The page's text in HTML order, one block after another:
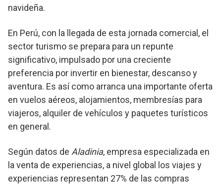
navideña.
En Perú, con la llegada de esta jornada comercial, el
sector turismo se prepara para un repunte
significativo, impulsado por una creciente
preferencia por invertir en bienestar, descanso y
aventura. Es así como arranca una importante oferta
en vuelos aéreos, alojamientos, membresías para
viajeros, alquiler de vehículos y paquetes turísticos
en general.
Según datos de Aladinia, empresa especializada en
la venta de experiencias, a nivel global los viajes y
experiencias representan 27% de las compras